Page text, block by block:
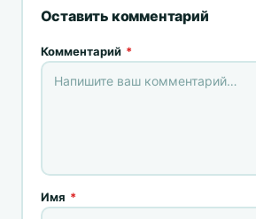
Оставить комментарий
Комментарий *
Имя *